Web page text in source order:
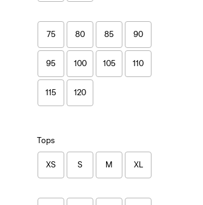
75 80 85 90
95 100 105 110
115 120
Tops
XS S M XL